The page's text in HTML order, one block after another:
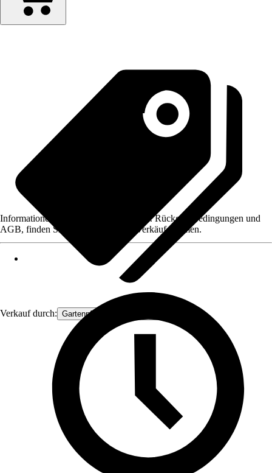
Verkauf durch: Gartenpflanzen Ammerland
Informationen des Verkäufers, wie z. B. Rückgabebedingungen und
AGB, finden Sie bei Klick auf den Verkäufernamen.